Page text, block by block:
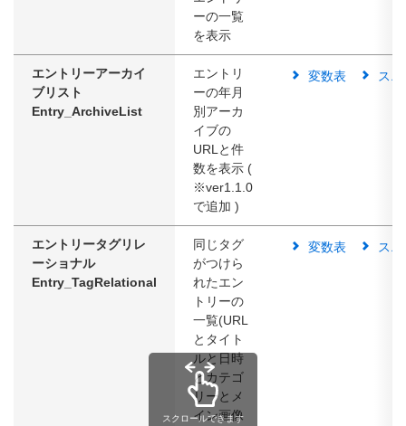
ーの一覧
を表示
エントリーアーカイ
ブリスト
Entry_ArchiveList
エントリ
ーの年月
別アーカ
イブの
URLと件
数を表示 (
※ver1.1.0
で追加 )
変数表 スニ
エントリータグリレ
ーショナル
Entry_TagRelational
同じタグ
がつけら
れたエン
トリーの
一覧(URL
とタイト
ルと日時
とカテゴ
リーとメ
イン画像
変数表 スニ
スクロールできます